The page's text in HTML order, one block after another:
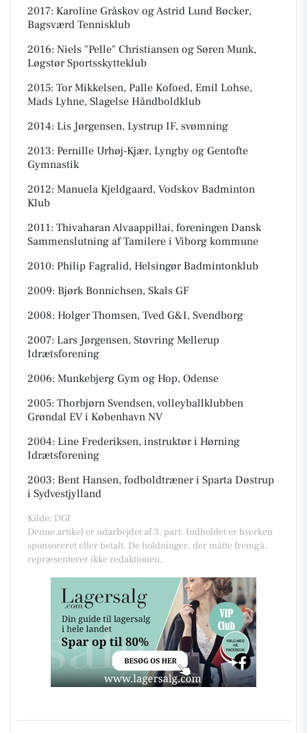
2017: Karoline Gråskov og Astrid Lund Bøcker,
Bagsværd Tennisklub
2016: Niels "Pelle" Christiansen og Søren Munk,
Løgstør Sportsskytteklub
2015: Tor Mikkelsen, Palle Kofoed, Emil Lohse,
Mads Lyhne, Slagelse Håndboldklub
2014: Lis Jørgensen, Lystrup IF, svømning
2013: Pernille Urhøj-Kjær, Lyngby og Gentofte
Gymnastik
2012: Manuela Kjeldgaard, Vodskov Badminton
Klub
2011: Thivaharan Alvaappillai, foreningen Dansk
Sammenslutning af Tamilere i Viborg kommune
2010: Philip Fagralid, Helsingør Badmintonklub
2009: Bjørk Bonnichsen, Skals GF
2008: Holger Thomsen, Tved G&I, Svendborg
2007: Lars Jørgensen, Støvring Mellerup
Idrætsforening
2006: Munkebjerg Gym og Hop, Odense
2005: Thorbjørn Svendsen, volleyballklubben
Grøndal EV i København NV
2004: Line Frederiksen, instruktør i Hørning
Idrætsforening
2003: Bent Hansen, fodboldtræner i Sparta Døstrup
i Sydvestjylland
Kilde: DGI
Denne artikel er udarbejdet af 3. part. Indholdet er hverken
sponsoreret eller betalt. De holdninger, der måtte fremgå,
repræsenterer ikke redaktionen.